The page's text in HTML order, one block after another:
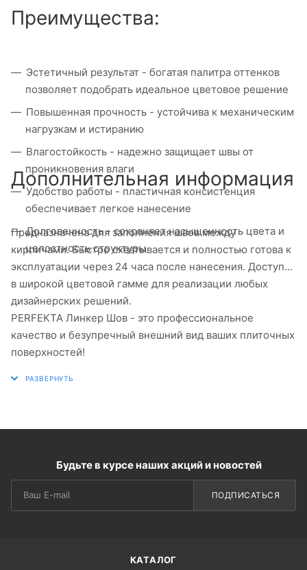
Преимущества:
Эстетичный результат - богатая палитра оттенков
позволяет подобрать идеальное цветовое решение
Повышенная прочность - устойчива к механическим
нагрузкам и истиранию
Влагостойкость - надежно защищает швы от
проникновения влаги
Удобство работы - пластичная консистенция
обеспечивает легкое нанесение
Долговечность - сохраняет насыщенность цвета и
целостность структуры
Дополнительная информация
Предназначена для заполнения швов между
кирпичами. Быстро схватывается и полностью готова к
эксплуатации через 24 часа после нанесения. Доступна
в широкой цветовой гамме для реализации любых
дизайнерских решений.
PERFEKTA Линкер Шов - это профессиональное
качество и безупречный внешний вид ваших плиточных
поверхностей!
Будьте в курсе наших акций и новостей
ПОДПИСАТЬСЯ
КАТАЛОГ